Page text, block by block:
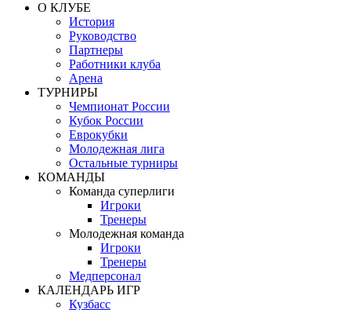
О КЛУБЕ
История
Руководство
Партнеры
Работники клуба
Арена
ТУРНИРЫ
Чемпионат России
Кубок России
Еврокубки
Молодежная лига
Остальные турниры
КОМАНДЫ
Команда суперлиги
Игроки
Тренеры
Молодежная команда
Игроки
Тренеры
Медперсонал
КАЛЕНДАРЬ ИГР
Кузбасс